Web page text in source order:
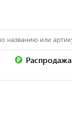
Распродажа